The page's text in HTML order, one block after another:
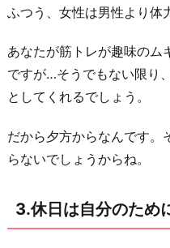
ラ
が
思
い
つ
か
い
5.
ふつう、女性は男性より体
あなたが筋トレが趣味のム
ですが…そうでもない限り
としてくれるでしょう。
だから夕方からなんです。
らないでしょうからね。
3.休日は自分のため